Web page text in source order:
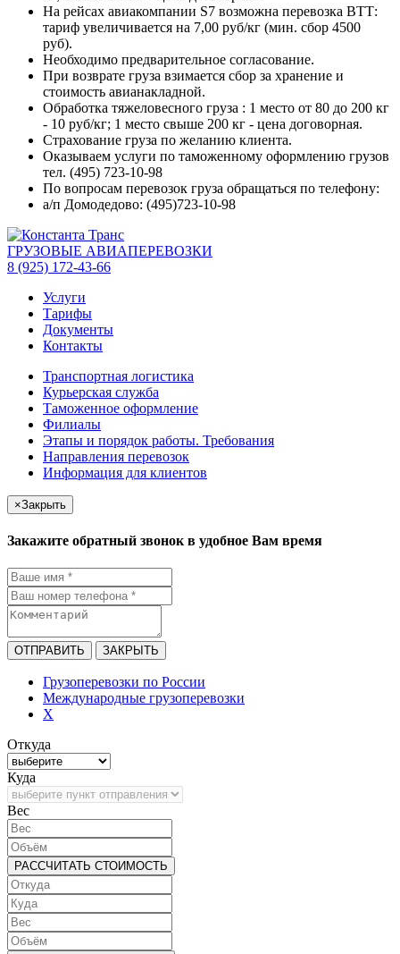
На рейсах авиакомпании S7 возможна перевозка ВТТ:
тариф увеличивается на 7,00 руб/кг (мин. сбор 4500
руб).
Необходимо предварительное согласование.
При возврате груза взимается сбор за хранение и
стоимость авианакладной.
Обработка тяжеловесного груза : 1 место от 80 до 200 кг
- 10 руб/кг; 1 место свыше 200 кг - цена договорная.
Страхование груза по желанию клиента.
Оказываем услуги по таможенному оформлению грузов
тел. (495) 723-10-98
По вопросам перевозок груза обращаться по телефону:
а/п Домодедово: (495)723-10-98
ГРУЗОВЫЕ АВИАПЕРЕВОЗКИ
8 (925) 172-43-66
Услуги
Тарифы
Документы
Контакты
Транспортная логистика
Курьерская служба
Таможенное оформление
Филиалы
Этапы и порядок работы. Требования
Направления перевозок
Информация для клиентов
×Закрыть
Закажите обратный звонок в удобное Вам время
ОТПРАВИТЬ ЗАКРЫТЬ
Грузоперевозки по России
Международные грузоперевозки
X
Откуда
Куда
Bec
РАССЧИТАТЬ СТОИМОСТЬ